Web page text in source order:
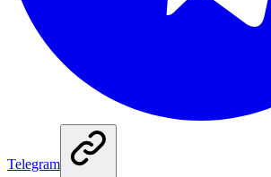
Telegram